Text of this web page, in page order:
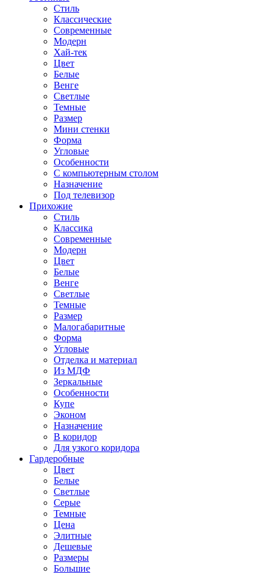
Стиль
Классические
Современные
Модерн
Хай-тек
Цвет
Белые
Венге
Светлые
Темные
Размер
Мини стенки
Форма
Угловые
Особенности
С компьютерным столом
Назначение
Под телевизор
Прихожие
Стиль
Классика
Современные
Модерн
Цвет
Белые
Венге
Светлые
Темные
Размер
Малогабаритные
Форма
Угловые
Отделка и материал
Из МДФ
Зеркальные
Особенности
Купе
Эконом
Назначение
В коридор
Для узкого коридора
Гардеробные
Цвет
Белые
Светлые
Серые
Темные
Цена
Элитные
Дешевые
Размеры
Большие